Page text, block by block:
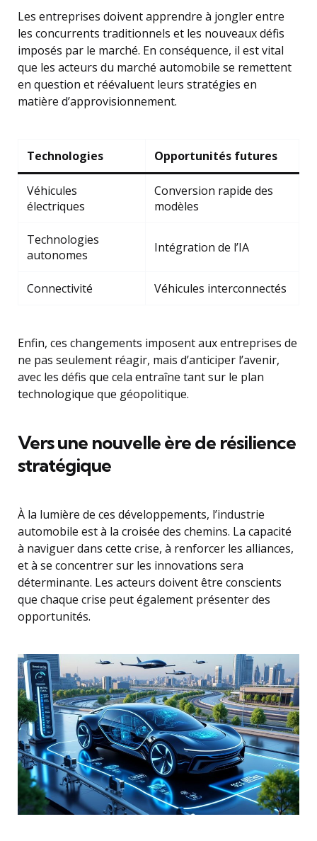
Les entreprises doivent apprendre à jongler entre
les concurrents traditionnels et les nouveaux défis
imposés par le marché. En conséquence, il est vital
que les acteurs du marché automobile se remettent
en question et réévaluent leurs stratégies en
matière d’approvisionnement.
Technologies Opportunités futures
Véhicules
électriques
Conversion rapide des
modèles
Technologies
autonomes
Intégration de l’IA
Connectivité Véhicules interconnectés
Enfin, ces changements imposent aux entreprises de
ne pas seulement réagir, mais d’anticiper l’avenir,
avec les défis que cela entraîne tant sur le plan
technologique que géopolitique.
Vers une nouvelle ère de résilience
stratégique
À la lumière de ces développements, l’industrie
automobile est à la croisée des chemins. La capacité
à naviguer dans cette crise, à renforcer les alliances,
et à se concentrer sur les innovations sera
déterminante. Les acteurs doivent être conscients
que chaque crise peut également présenter des
opportunités.